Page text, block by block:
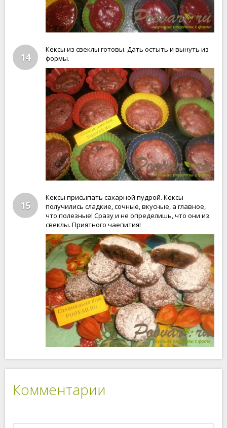
14
Кексы из свеклы готовы. Дать остыть и вынуть из
формы.
15
Кексы присыпать сахарной пудрой. Кексы
получились сладкие, сочные, вкусные, а главное,
что полезные! Сразу и не определишь, что они из
свеклы. Приятного чаепития!
Комментарии